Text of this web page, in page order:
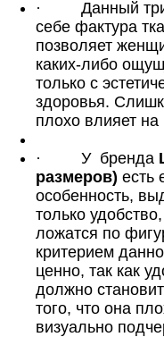
·
Данный
себе фактура
позволяет
каких-либо
только с
здоровья.
плохо влияет
· У бренда
размеров) есть
особенность,
только
ложатся по
критерием
ценно, так как
должно
того, что она
визуально